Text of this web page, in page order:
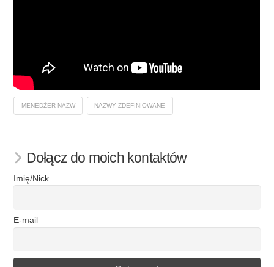
MENEDŻER NAZW NAZWY ZDEFINIOWANE
Dołącz do moich kontaktów
Imię/Nick
E-mail